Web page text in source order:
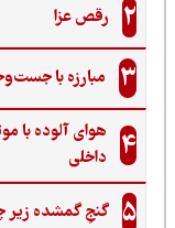
رقص عزا
مبارزه با جست‌وجوی
هوای آلوده با
داخلی
گنجِ گمشده زیر چرخ